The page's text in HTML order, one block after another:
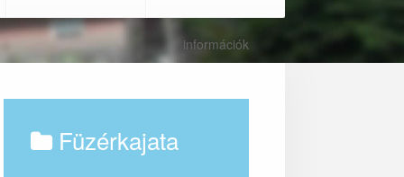
információk
Füzérkajata